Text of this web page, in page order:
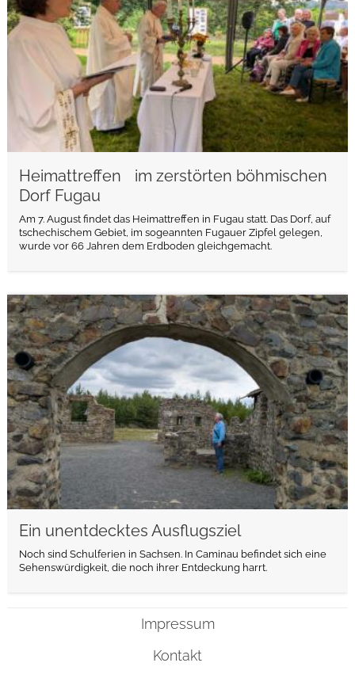
Heimattreffen im zerstörten böhmischen
Dorf Fugau
Am 7. August findet das Heimattreffen in Fugau statt. Das Dorf, auf
tschechischem Gebiet, im sogeannten Fugauer Zipfel gelegen,
wurde vor 66 Jahren dem Erdboden gleichgemacht.
Ein unentdecktes Ausflugsziel
Noch sind Schulferien in Sachsen. In Caminau befindet sich eine
Sehenswürdigkeit, die noch ihrer Entdeckung harrt.
weiterlesen
Impressum
Kontakt